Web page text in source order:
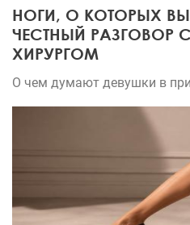
НОГИ, О КОТОРЫХ
ЧЕСТНЫЙ РАЗГОВОР
ХИРУРГОМ
О чем думают девушки в